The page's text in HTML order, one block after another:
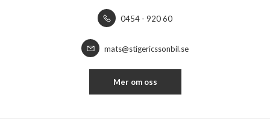
0454 - 920 60
mats@stigericssonbil.se
Mer om oss